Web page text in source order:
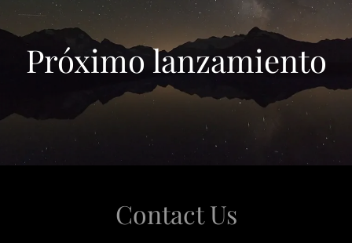
‌‌Próximo lanzamiento
Contact Us